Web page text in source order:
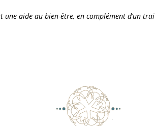
aide au bien-être, en complément d’un